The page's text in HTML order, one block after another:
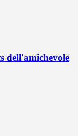
dell'amichevole